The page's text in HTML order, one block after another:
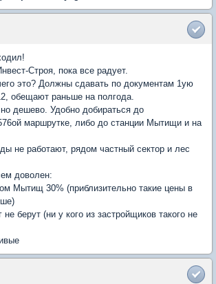
Строя, пока все радует.
это? Должны сдавать по документам 1ую
обещают раньше на полгода.
дешево. Удобно добираться до
маршрутке, либо до станции Мытищи и на
не работают, рядом частный сектор и лес
доволен:
Мытищ 30% (приблизительно такие цены в
берут (ни у кого из застройщиков такого не